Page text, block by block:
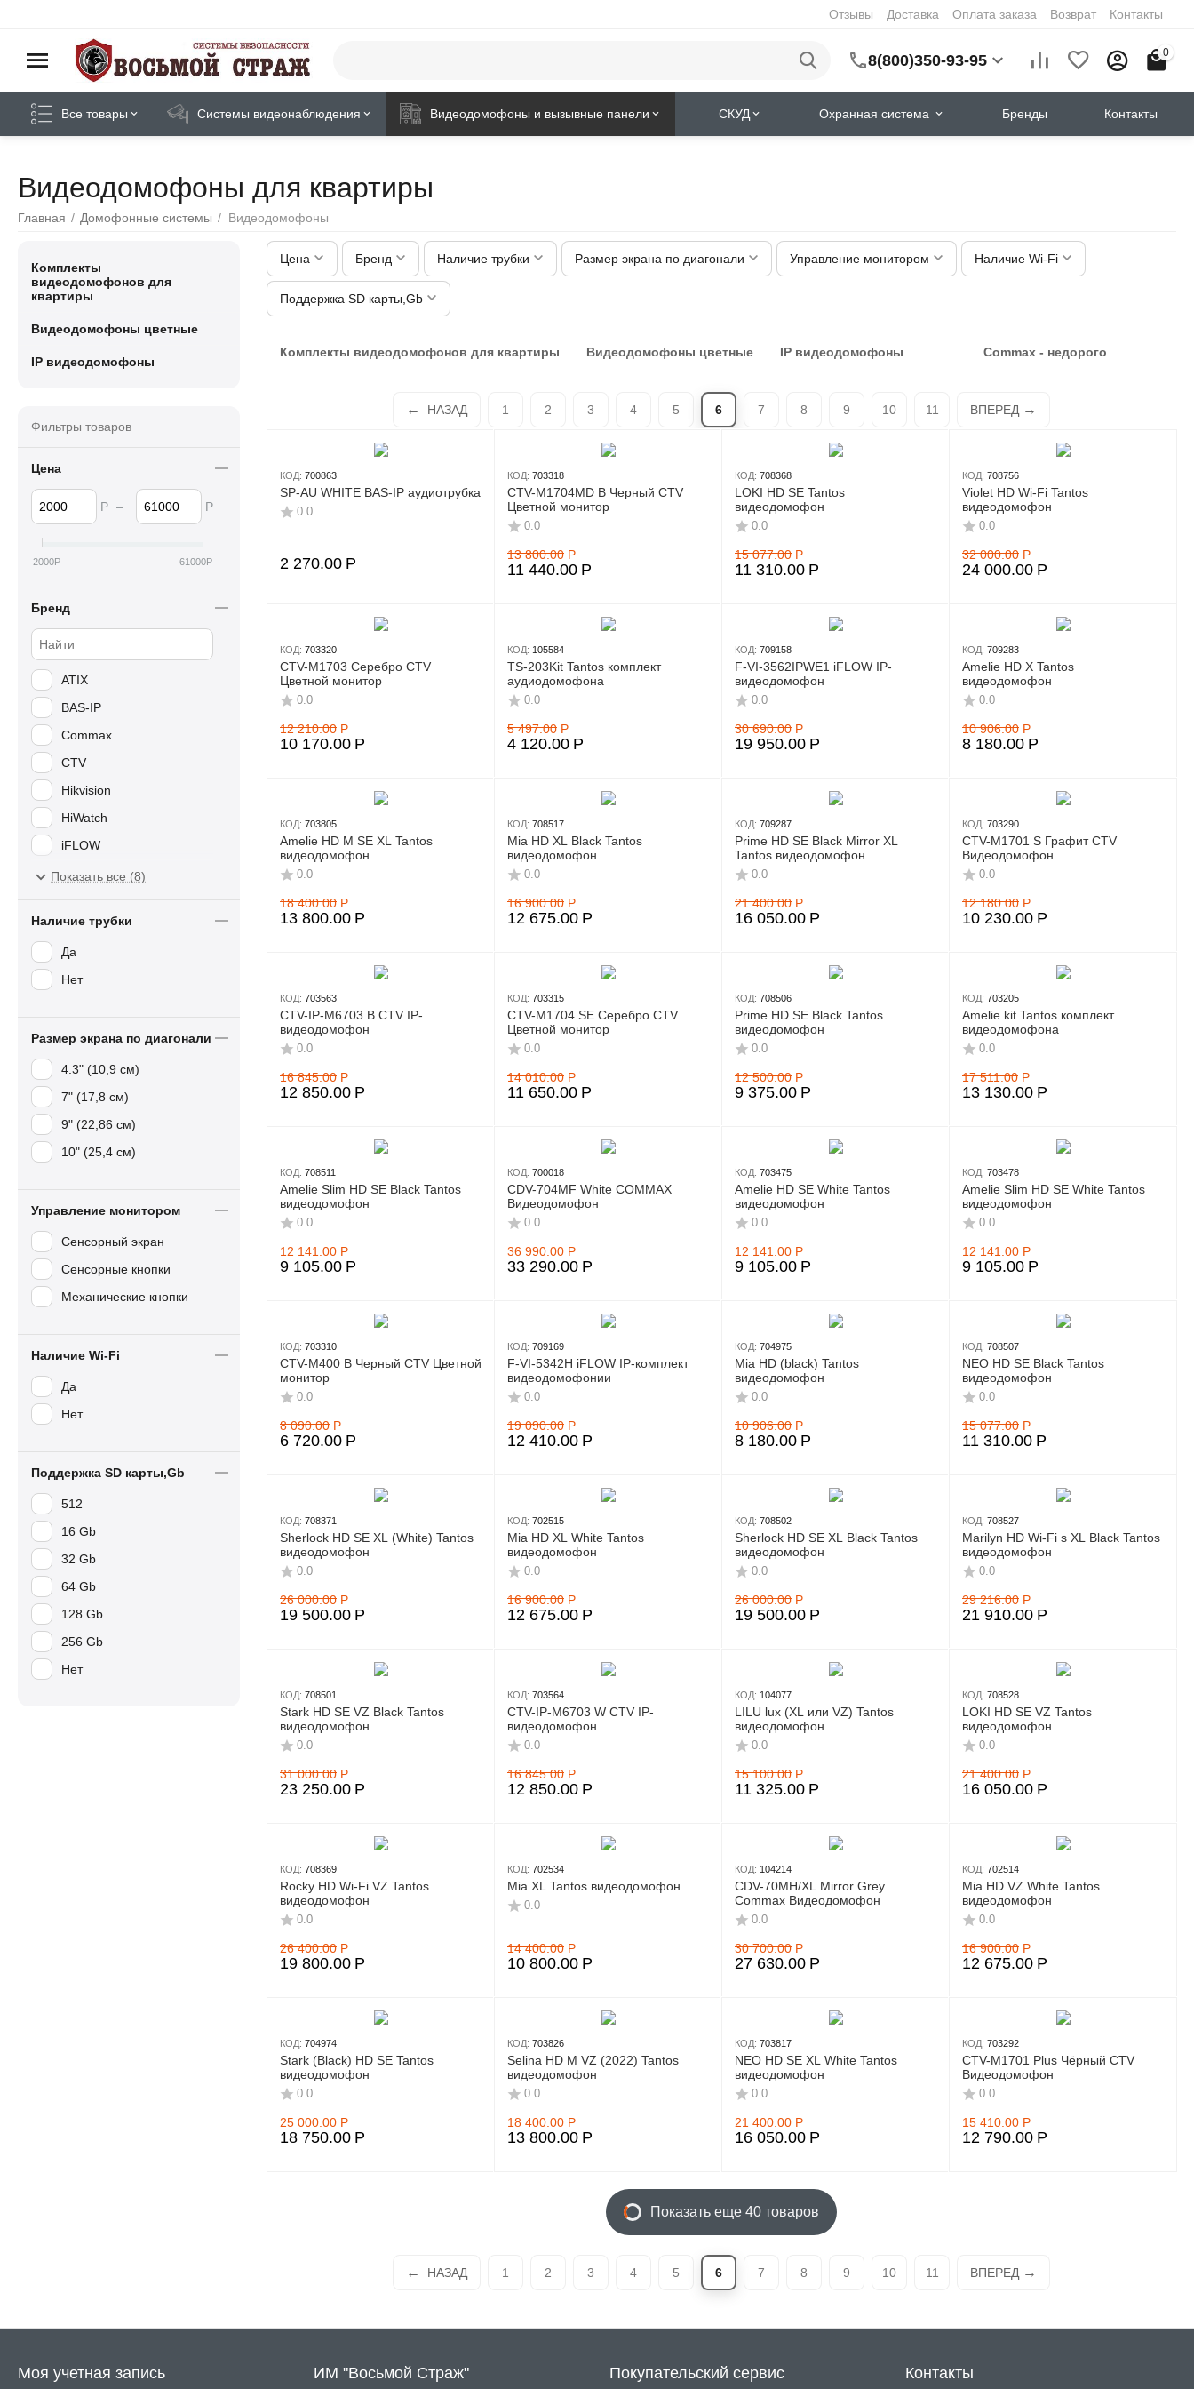
Отзывы Доставка Оплата заказа Возврат Контакты
8(800)350-93-95 0
Все товары Системы видеонаблюдения Видеодомофоны и вызывные панели СКУД Охранная система Бренды Контакты
Видеодомофоны для квартиры
Главная / Домофонные системы / Видеодомофоны
Цена Бренд Наличие трубки Размер экрана по диагонали Управление монитором Наличие Wi-Fi
Поддержка SD карты,Gb
Комплекты видеодомофонов для квартиры Видеодомофоны цветные IP видеодомофоны Commax - недорого
НАЗАД 1 2 3 4 5 6 7 8 9 10 11 ВПЕРЕД
КОД: 700863
SP-AU WHITE BAS-IP аудиотрубка
0.0
2 270.00 Р
КОД: 703318
CTV-M1704MD B Черный CTV
Цветной монитор
0.0
13 800.00 Р
11 440.00 Р
КОД: 708368
LOKI HD SE Tantos
видеодомофон
0.0
15 077.00 Р
11 310.00 Р
КОД: 708756
Violet HD Wi-Fi Tantos
видеодомофон
0.0
32 000.00 Р
24 000.00 Р
КОД: 703320
CTV-M1703 Серебро CTV
Цветной монитор
0.0
12 210.00 Р
10 170.00 Р
КОД: 105584
TS-203Kit Tantos комплект
аудиодомофона
0.0
5 497.00 Р
4 120.00 Р
КОД: 709158
F-VI-3562IPWE1 iFLOW IP-
видеодомофон
0.0
30 690.00 Р
19 950.00 Р
КОД: 709283
Amelie HD X Tantos
видеодомофон
0.0
10 906.00 Р
8 180.00 Р
КОД: 703805
Amelie HD M SE XL Tantos
видеодомофон
0.0
18 400.00 Р
13 800.00 Р
КОД: 708517
Mia HD XL Black Tantos
видеодомофон
0.0
16 900.00 Р
12 675.00 Р
КОД: 709287
Prime HD SE Black Mirror XL
Tantos видеодомофон
0.0
21 400.00 Р
16 050.00 Р
КОД: 703290
СTV-M1701 S Графит CTV
Видеодомофон
0.0
12 180.00 Р
10 230.00 Р
КОД: 703563
CTV-IP-M6703 B CTV IP-
видеодомофон
0.0
16 845.00 Р
12 850.00 Р
КОД: 703315
CTV-M1704 SE Серебро CTV
Цветной монитор
0.0
14 010.00 Р
11 650.00 Р
КОД: 708506
Prime HD SE Black Tantos
видеодомофон
0.0
12 500.00 Р
9 375.00 Р
КОД: 703205
Amelie kit Tantos комплект
видеодомофона
0.0
17 511.00 Р
13 130.00 Р
КОД: 708511
Amelie Slim HD SE Black Tantos
видеодомофон
0.0
12 141.00 Р
9 105.00 Р
КОД: 700018
CDV-704MF White COMMAX
Видеодомофон
0.0
36 990.00 Р
33 290.00 Р
КОД: 703475
Amelie HD SE White Tantos
видеодомофон
0.0
12 141.00 Р
9 105.00 Р
КОД: 703478
Amelie Slim HD SE White Tantos
видеодомофон
0.0
12 141.00 Р
9 105.00 Р
КОД: 703310
CTV-M400 B Черный CTV Цветной
монитор
0.0
8 090.00 Р
6 720.00 Р
КОД: 709169
F-VI-5342H iFLOW IP-комплект
видеодомофонии
0.0
19 090.00 Р
12 410.00 Р
КОД: 704975
Mia HD (black) Tantos
видеодомофон
0.0
10 906.00 Р
8 180.00 Р
КОД: 708507
NEO HD SE Black Tantos
видеодомофон
0.0
15 077.00 Р
11 310.00 Р
КОД: 708371
Sherlock HD SE XL (White) Tantos
видеодомофон
0.0
26 000.00 Р
19 500.00 Р
КОД: 702515
Mia HD XL White Tantos
видеодомофон
0.0
16 900.00 Р
12 675.00 Р
КОД: 708502
Sherlock HD SE XL Black Tantos
видеодомофон
0.0
26 000.00 Р
19 500.00 Р
КОД: 708527
Marilyn HD Wi-Fi s XL Black Tantos
видеодомофон
0.0
29 216.00 Р
21 910.00 Р
КОД: 708501
Stark HD SE VZ Black Tantos
видеодомофон
0.0
31 000.00 Р
23 250.00 Р
КОД: 703564
CTV-IP-M6703 W CTV IP-
видеодомофон
0.0
16 845.00 Р
12 850.00 Р
КОД: 104077
LILU lux (XL или VZ) Tantos
видеодомофон
0.0
15 100.00 Р
11 325.00 Р
КОД: 708528
LOKI HD SE VZ Tantos
видеодомофон
0.0
21 400.00 Р
16 050.00 Р
КОД: 708369
Rocky HD Wi-Fi VZ Tantos
видеодомофон
0.0
26 400.00 Р
19 800.00 Р
КОД: 702534
Mia XL Tantos видеодомофон
0.0
14 400.00 Р
10 800.00 Р
КОД: 104214
CDV-70MH/XL Mirror Grey
Commax Видеодомофон
0.0
30 700.00 Р
27 630.00 Р
КОД: 702514
Mia HD VZ White Tantos
видеодомофон
0.0
16 900.00 Р
12 675.00 Р
КОД: 704974
Stark (Black) HD SE Tantos
видеодомофон
0.0
25 000.00 Р
18 750.00 Р
КОД: 703826
Selina HD M VZ (2022) Tantos
видеодомофон
0.0
18 400.00 Р
13 800.00 Р
КОД: 703817
NEO HD SE XL White Tantos
видеодомофон
0.0
21 400.00 Р
16 050.00 Р
КОД: 703292
СTV-M1701 Plus Чёрный CTV
Видеодомофон
0.0
15 410.00 Р
12 790.00 Р
Показать еще 40 товаров
НАЗАД 1 2 3 4 5 6 7 8 9 10 11 ВПЕРЕД
Комплекты
видеодомофонов для
квартиры
Видеодомофоны цветные
IP видеодомофоны
Фильтры товаров
Цена
Р – Р
2000Р 61000Р
Бренд
ATIX
BAS-IP
Commax
CTV
Hikvision
HiWatch
iFLOW
Tantos
Показать все (8)
Наличие трубки
Да
Нет
Размер экрана по диагонали
4.3" (10,9 см)
7" (17,8 см)
9" (22,86 см)
10" (25,4 см)
Управление монитором
Сенсорный экран
Сенсорные кнопки
Механические кнопки
Наличие Wi-Fi
Да
Нет
Поддержка SD карты,Gb
512
16 Gb
32 Gb
64 Gb
128 Gb
256 Gb
Нет
Моя учетная запись ИМ "Восьмой Страж" Покупательский сервис Контакты